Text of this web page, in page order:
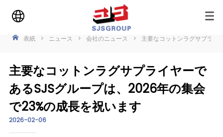
表紙 > ニュース > 会社のニュース > 主要なコットンラグサプライ
主要なコットンラグサプライヤーで
あるSJSグループは、2026年の集会
で23%の成長を祝います
2026-02-06